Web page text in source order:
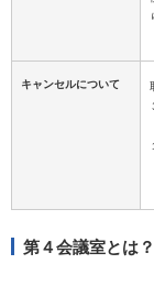
キャンセルについて
第４会議室とは？